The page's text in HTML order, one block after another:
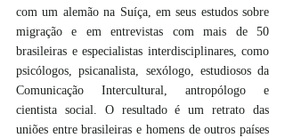
com um alemão na Suíça, em seus estudos sobre
migração e em entrevistas com mais de 50
brasileiras e especialistas interdisciplinares, como
psicólogos, psicanalista, sexólogo, estudiosos da
Comunicação Intercultural, antropólogo e
cientista social. O resultado é um retrato das
uniões entre brasileiras e homens de outros países